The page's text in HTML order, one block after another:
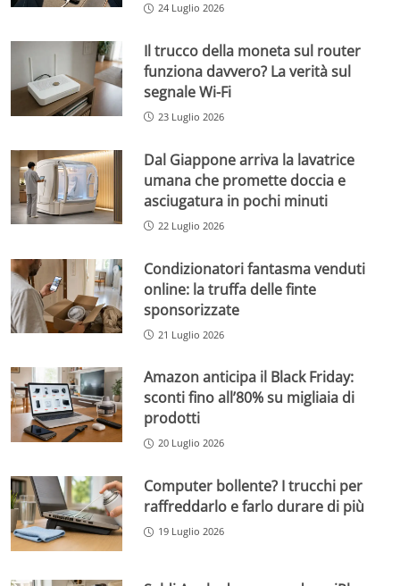
24 Luglio 2026
Il trucco della moneta sul router
funziona davvero? La verità sul
segnale Wi-Fi
23 Luglio 2026
Dal Giappone arriva la lavatrice
umana che promette doccia e
asciugatura in pochi minuti
22 Luglio 2026
Condizionatori fantasma venduti
online: la truffa delle finte
sponsorizzate
21 Luglio 2026
Amazon anticipa il Black Friday:
sconti fino all’80% su migliaia di
prodotti
20 Luglio 2026
Computer bollente? I trucchi per
raffreddarlo e farlo durare di più
19 Luglio 2026